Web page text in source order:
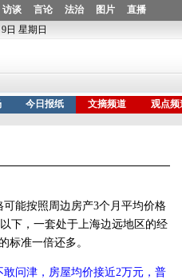
能按照周边房产3个月平均价格
下，一套处于上海边远地区的经
标准一倍还多。
问津，房屋均价接近2万元，普